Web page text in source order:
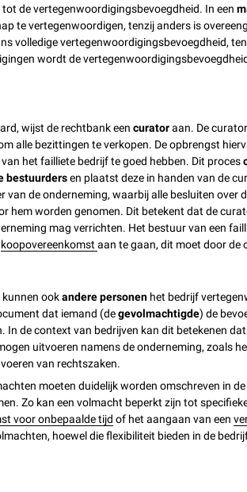
de vertegenwoordigingsbevoegdheid. In een
te vertegenwoordigen, tenzij anders is
volledige vertegenwoordigingsbevoegdheid,
wordt de
wijst de rechtbank eencuratoraan. De
alle bezittingen te verkopen. De opbrengst
het failliete bedrijf te goed hebben. Dit proces
bestuurdersen plaatst deze in handen van de
de onderneming, waarbij alle besluiten over
hem worden genomen. Dit betekent dat de
mag verrichten. Het bestuur van een
koopovereenkomstaan te gaan, dit moet door de
kunnen ookandere personen het bedrijf
dat iemand (degevolmachtigde) de
In de context van bedrijven kan dit betekenen
uitvoeren namens de onderneming, zoals
van rechtszaken.
moeten duidelijk worden omschreven in
Zo kan een volmacht beperkt zijn tot
voor onbepaalde tijd of het aangaan van een
hoewel die flexibiliteit bieden in de